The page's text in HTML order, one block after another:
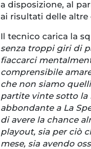
a disposizione, al
ai risultati delle altre
Il tecnico carica la
senza troppi giri di
fiaccarci
comprensibile
che non siamo
partite vinte sotto la
abbondante a La
di avere la chance
playout, sia per ciò
mese, sia avendo